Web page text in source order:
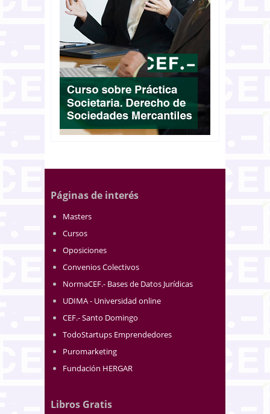
Páginas de interés
Masters
Cursos
Oposiciones
Convenios Colectivos
NormaCEF.- Bases de Datos Jurídicas
UDIMA - Universidad online
CEF.- Santo Domingo
TodoStartups Emprendedores
Puromarketing
Fundación HERGAR
Libros Gratis